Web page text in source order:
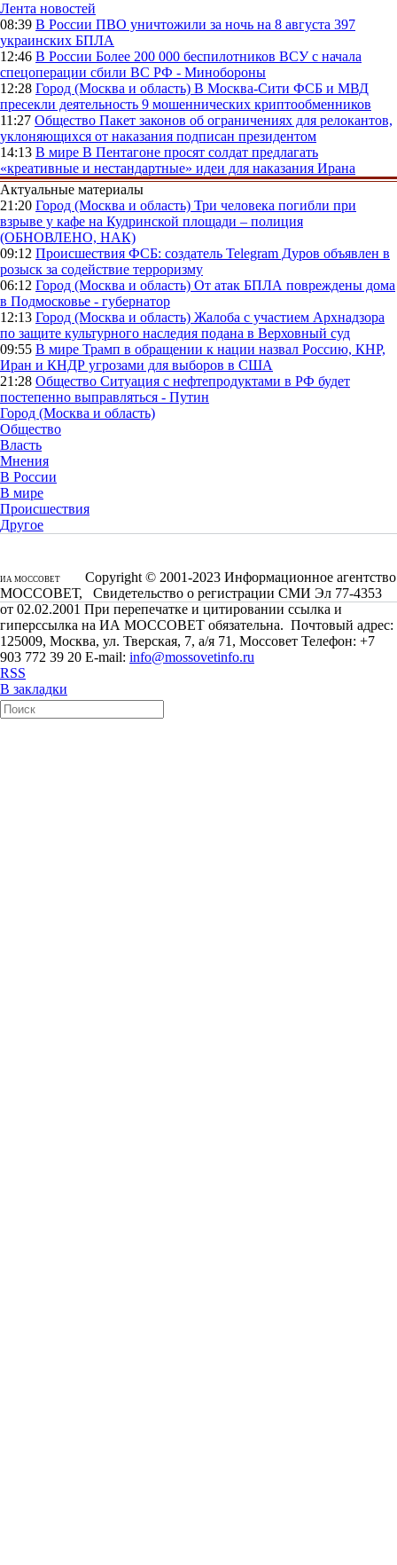
Лента новостей
08:39 В России ПВО уничтожили за ночь на 8 августа 397
украинских БПЛА
12:46 В России Более 200 000 беспилотников ВСУ с начала
спецоперации сбили ВС РФ - Минобороны
12:28 Город (Москва и область) В Москва-Сити ФСБ и МВД
пресекли деятельность 9 мошеннических криптообменников
11:27 Общество Пакет законов об ограничениях для релокантов,
уклоняющихся от наказания подписан президентом
14:13 В мире В Пентагоне просят солдат предлагать
«креативные и нестандартные» идеи для наказания Ирана
Актуальные материалы
21:20 Город (Москва и область) Три человека погибли при
взрыве у кафе на Кудринской площади – полиция
(ОБНОВЛЕНО, НАК)
09:12 Происшествия ФСБ: создатель Telegram Дуров объявлен в
розыск за содействие терроризму
06:12 Город (Москва и область) От атак БПЛА повреждены дома
в Подмосковье - губернатор
12:13 Город (Москва и область) Жалоба с участием Архнадзора
по защите культурного наследия подана в Верховный суд
09:55 В мире Трамп в обращении к нации назвал Россию, КНР,
Иран и КНДР угрозами для выборов в США
21:28 Общество Ситуация с нефтепродуктами в РФ будет
постепенно выправляться - Путин
Город (Москва и область)
Общество
Власть
Мнения
В России
В мире
Происшествия
Другое
ИА МОССОВЕТ
Copyright © 2001-2023 Информационное агентство
МОССОВЕТ, Свидетельство о регистрации СМИ Эл 77-4353
от 02.02.2001 При перепечатке и цитировании ссылка и
гиперссылка на ИА МОССОВЕТ обязательна. Почтовый адрес:
125009, Москва, ул. Тверская, 7, а/я 71, Моссовет Телефон: +7
903 772 39 20 E-mail: info@mossovetinfo.ru
RSS
В закладки